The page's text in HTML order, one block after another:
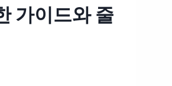
가이드와 줄